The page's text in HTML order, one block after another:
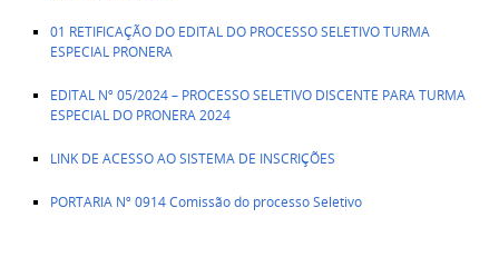
01 RETIFICAÇÃO DO EDITAL DO PROCESSO SELETIVO TURMA
ESPECIAL PRONERA
EDITAL Nº 05/2024 – PROCESSO SELETIVO DISCENTE PARA TURMA
ESPECIAL DO PRONERA 2024
LINK DE ACESSO AO SISTEMA DE INSCRIÇÕES
PORTARIA Nº 0914 Comissão do processo Seletivo